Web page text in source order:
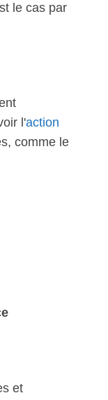
le cas par
l'action
comme le
et